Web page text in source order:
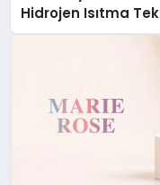
Hidrojen Isıtma
Düzenleyici